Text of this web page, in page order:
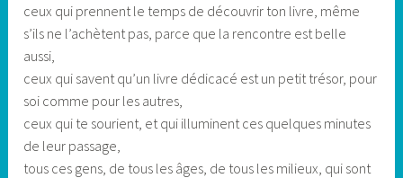
ceux qui prennent le temps de découvrir ton livre, même
s’ils ne l’achètent pas, parce que la rencontre est belle
aussi,
ceux qui savent qu’un livre dédicacé est un petit trésor, pour
soi comme pour les autres,
ceux qui te sourient, et qui illuminent ces quelques minutes
de leur passage,
tous ces gens, de tous les âges, de tous les milieux, qui sont